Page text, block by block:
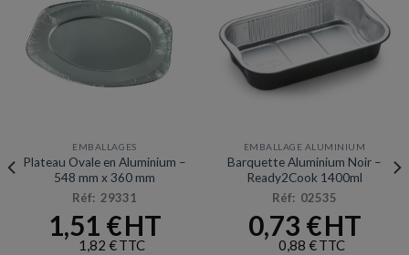
EMBALLAGES
Plateau Ovale en Aluminium –
548 mm x 360 mm
Réf: 29331
1,51 €
1,82 €
EMBALLAGE ALUMINIUM
Barquette Aluminium Noir –
Ready2Cook 1400ml
Réf: 02535
0,73 €
0,88 €